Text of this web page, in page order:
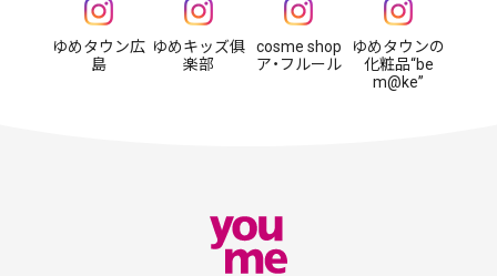
ゆめタウン広
島
ゆめキッズ俱
楽部
cosme shop
ア・フルール
ゆめタウンの
化粧品“be
m@ke”